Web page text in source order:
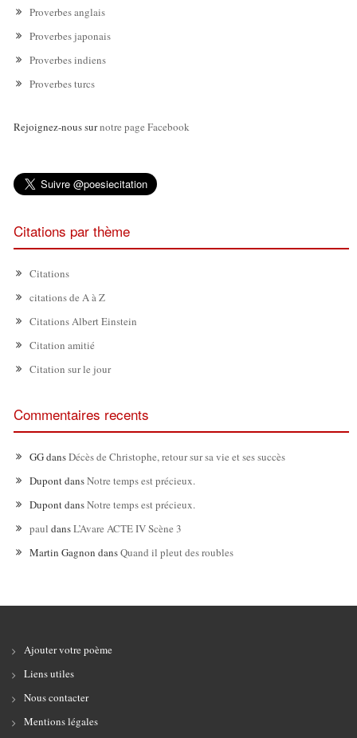
Proverbes anglais
Proverbes japonais
Proverbes indiens
Proverbes turcs
Rejoignez-nous surnotre page Facebook
Citations par thème
Citations
citations de A à Z
Citations Albert Einstein
Citation amitié
Citation sur le jour
Commentaires recents
GGdansDécès de Christophe, retour sur sa vie et ses succès
DupontdansNotre temps est précieux.
DupontdansNotre temps est précieux.
paul dansL’Avare ACTE IV Scène 3
Martin Gagnon dansQuand il pleut des roubles
Ajouter votre poème
Liens utiles
Nous contacter
Mentions légales